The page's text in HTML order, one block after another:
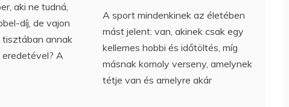
aki ne tudná,
díj, de vajon
annak
A
A sport mindenkinek az életében
mást jelent: van, akinek csak egy
kellemes hobbi és időtöltés, míg
másnak komoly verseny, amelynek
tétje van és amelyre akár